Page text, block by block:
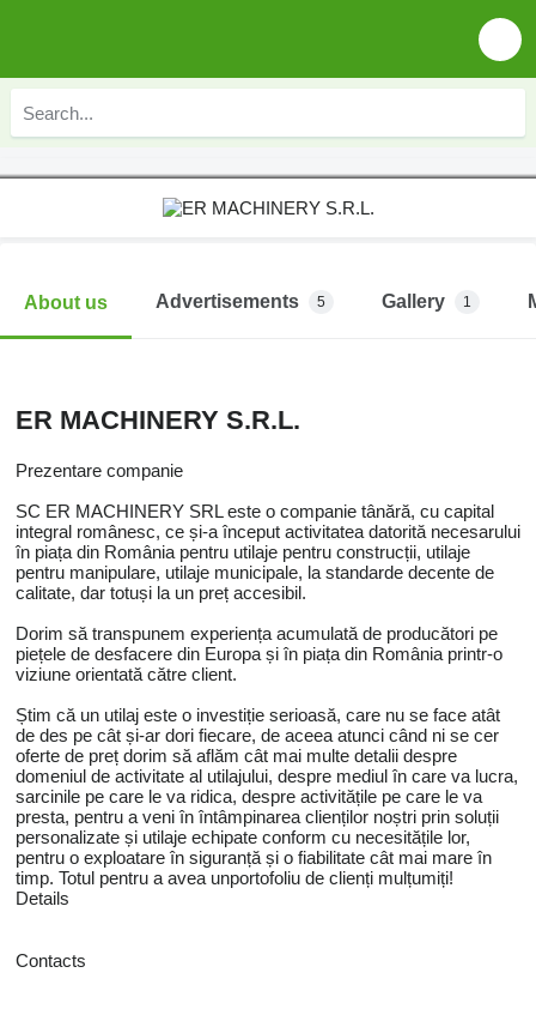
About us Advertisements 5 Gallery 1
ER MACHINERY S.R.L.
Prezentare companie
SC ER MACHINERY SRL este o companie tânără, cu capital
integral românesc, ce și-a început activitatea datorită necesarului
în piața din România pentru utilaje pentru construcții, utilaje
pentru manipulare, utilaje municipale, la standarde decente de
calitate, dar totuși la un preț accesibil.
Dorim să transpunem experiența acumulată de producători pe
piețele de desfacere din Europa și în piața din România printr-o
viziune orientată către client.
Știm că un utilaj este o investiție serioasă, care nu se face atât
de des pe cât și-ar dori fiecare, de aceea atunci când ni se cer
oferte de preț dorim să aflăm cât mai multe detalii despre
domeniul de activitate al utilajului, despre mediul în care va lucra,
sarcinile pe care le va ridica, despre activitățile pe care le va
presta, pentru a veni în întâmpinarea clienților noștri prin soluții
personalizate și utilaje echipate conform cu necesitățile lor,
pentru o exploatare în siguranță și o fiabilitate cât mai mare în
timp. Totul pentru a avea unportofoliu de clienți mulțumiți!
Details
Contacts